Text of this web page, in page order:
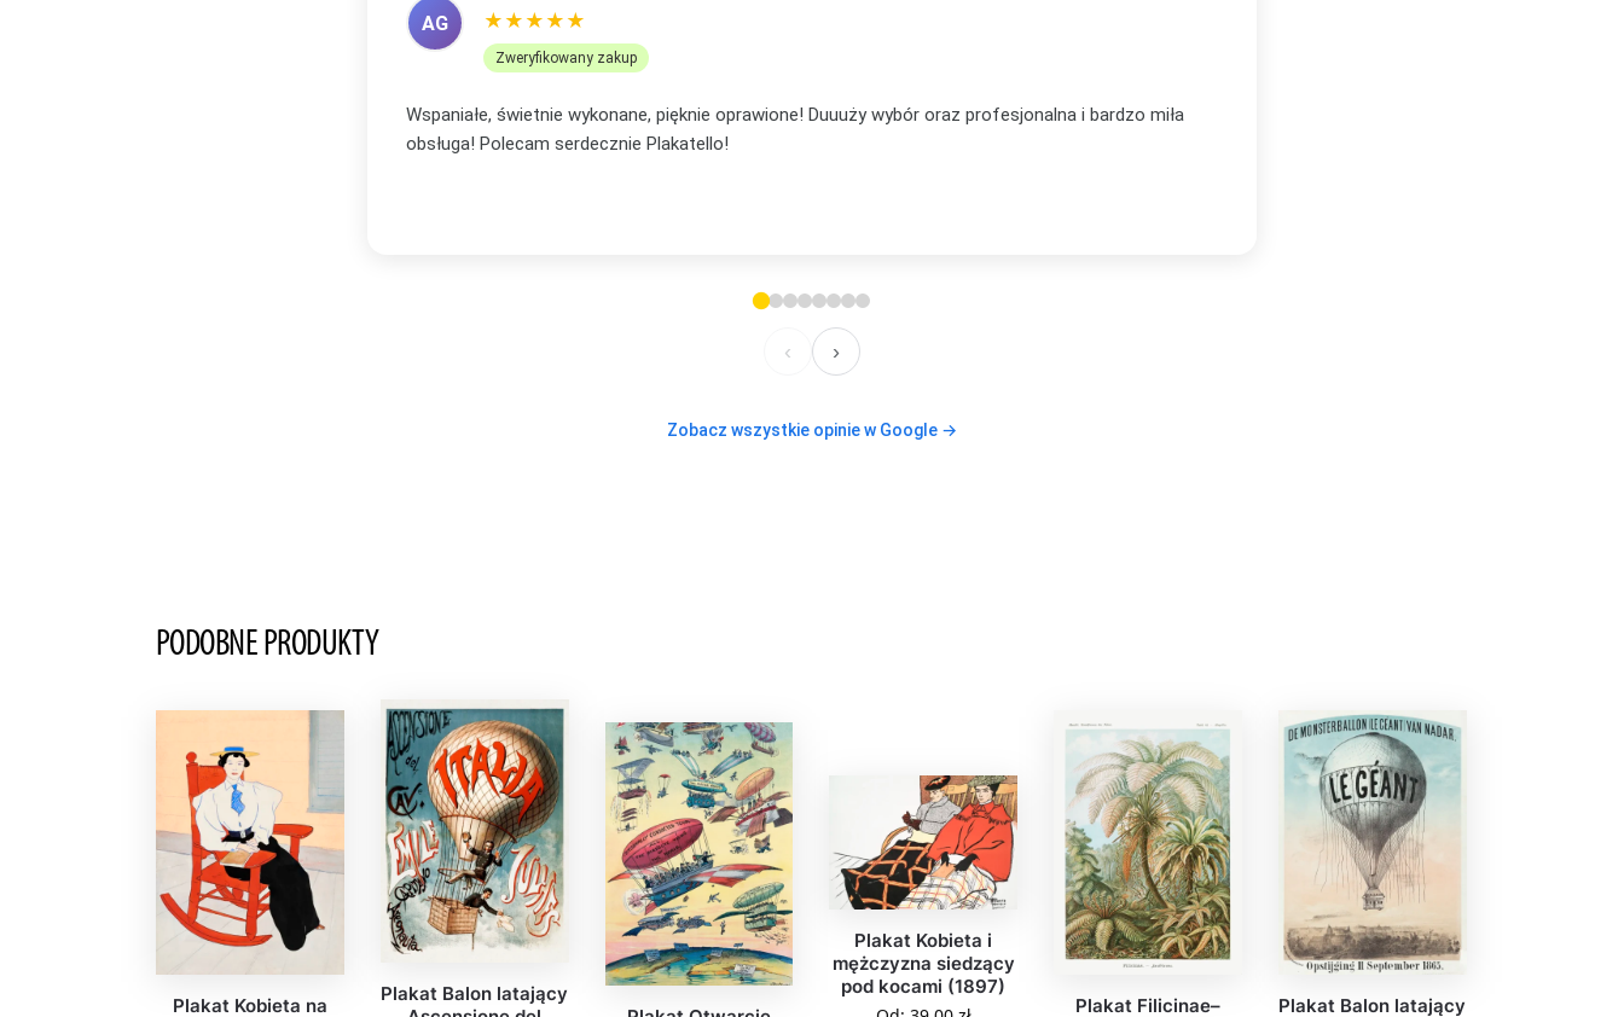
AR
★★★★★
Zweryfikowany zakup
Zakupiłam plakat... mąż mi podpowiedział, że to będzie lepsze na prezent niż pocztówka. Jestem
zachwycona i wiem, że nie ostatni mój zakup, bo już mam plan na te plakaty w swoim nowym domu
‹ ›
Zobacz wszystkie opinie w Google →
PODOBNE PRODUKTY
Plakat Kobieta na
Plakat Balon latający
Plakat Kobieta i
mężczyzna siedzący
pod kocami (1897)
Plakat Filicinae–
Plakat Balon latający